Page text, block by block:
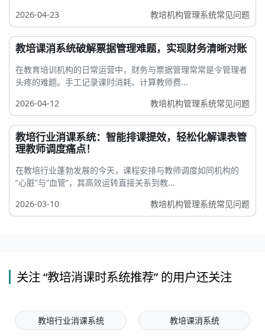
2026-04-23
教培机构管理系统常见问题
教培课消系统破解票据管理难题，实现财务清晰对账
在教育培训机构的日常运营中，财务与票据管理常常是令管理者
头疼的难题。手工记录课时消耗、计算教师费...
2026-04-12
教培机构管理系统常见问题
教培行业消课系统：智能排课提效，轻松化解课表管
理教师调度痛点！
在教培行业蓬勃发展的今天，课程安排与教师调度如同机构的
“心脏”与“血管”，其高效运转直接关系到教...
2026-03-10
教培机构管理系统常见问题
关注 “教培消课时系统推荐” 的用户还关注
教培行业消课系统 教培课消系统